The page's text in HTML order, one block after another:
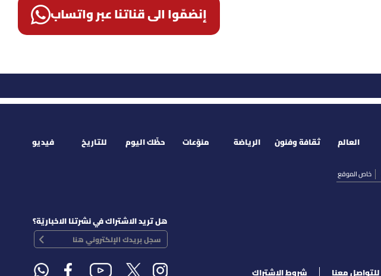
إنضمّوا الى قناتنا عبر واتساب
خاص الموقع
العالم ثقافة وفنون الرياضة منوّعات حظّك اليوم للتاريخ فيديو
للتواصل معنا شروط الإشتراك
هل تريد الاشتراك في نشرتنا الاخباريّة؟